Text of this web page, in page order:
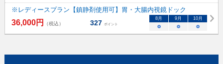
※レディースプラン【鎮静剤使用可】胃・大腸内視鏡ドック
36,000円 （税込） 327 ポイント
8 月 9 月 10月
○ ○ ○